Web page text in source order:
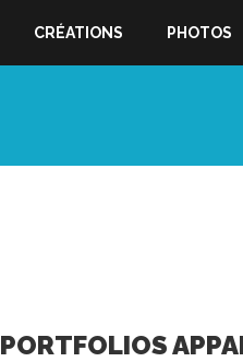
CRÉATIONS PHOTOS
PORTFOLIOS